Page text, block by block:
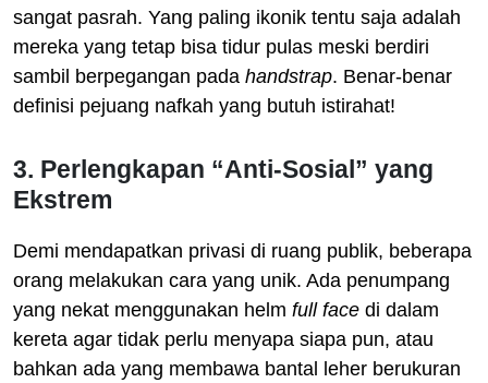
sangat pasrah. Yang paling ikonik tentu saja adalah
mereka yang tetap bisa tidur pulas meski berdiri
sambil berpegangan pada handstrap. Benar-benar
definisi pejuang nafkah yang butuh istirahat!
3. Perlengkapan “Anti-Sosial” yang
Ekstrem
Demi mendapatkan privasi di ruang publik, beberapa
orang melakukan cara yang unik. Ada penumpang
yang nekat menggunakan helm full face di dalam
kereta agar tidak perlu menyapa siapa pun, atau
bahkan ada yang membawa bantal leher berukuran